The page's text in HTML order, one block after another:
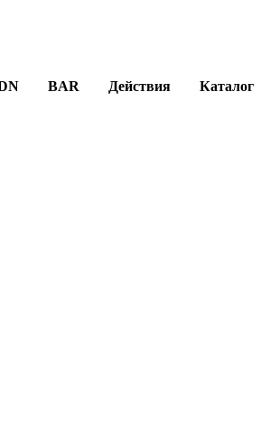
BAR Действия Каталог